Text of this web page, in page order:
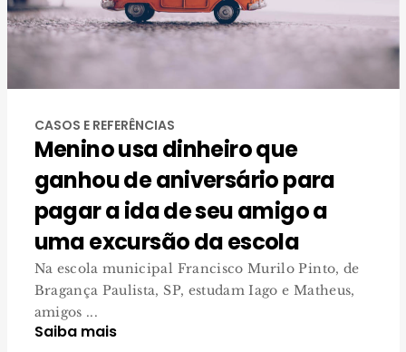
CASOS E REFERÊNCIAS
Menino usa dinheiro que
ganhou de aniversário para
pagar a ida de seu amigo a
uma excursão da escola
Na escola municipal Francisco Murilo Pinto, de
Bragança Paulista, SP, estudam Iago e Matheus,
amigos ...
Saiba mais